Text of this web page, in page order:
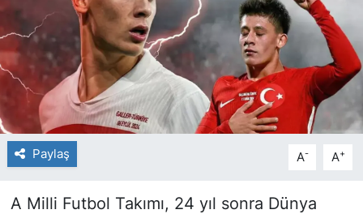
Paylaş A- A+
A Milli Futbol Takımı, 24 yıl sonra Dünya